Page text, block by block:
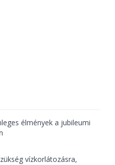
élmények a jubileumi
vízkorlátozásra,